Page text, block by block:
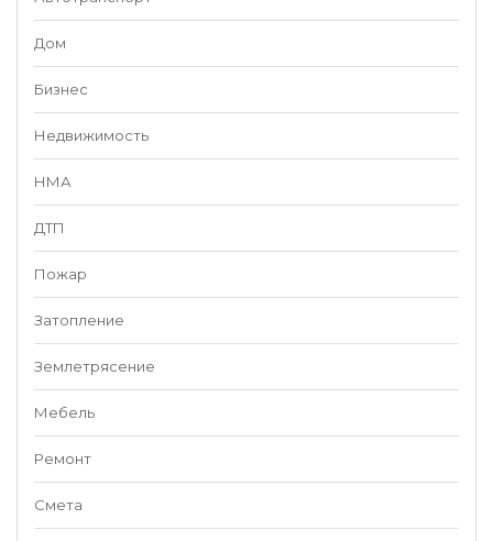
Дом
Бизнес
Недвижимость
НМА
ДТП
Пожар
Затопление
Землетрясение
Мебель
Ремонт
Смета